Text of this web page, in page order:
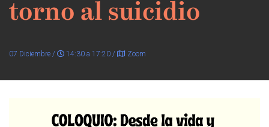
torno al suicidio
07 Diciembre / 14:30 a 17:20 / Zoom